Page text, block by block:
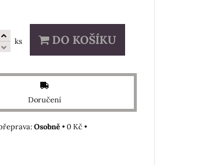
ks DO KOŠÍKU
Doručení
Osobně•0 Kč•